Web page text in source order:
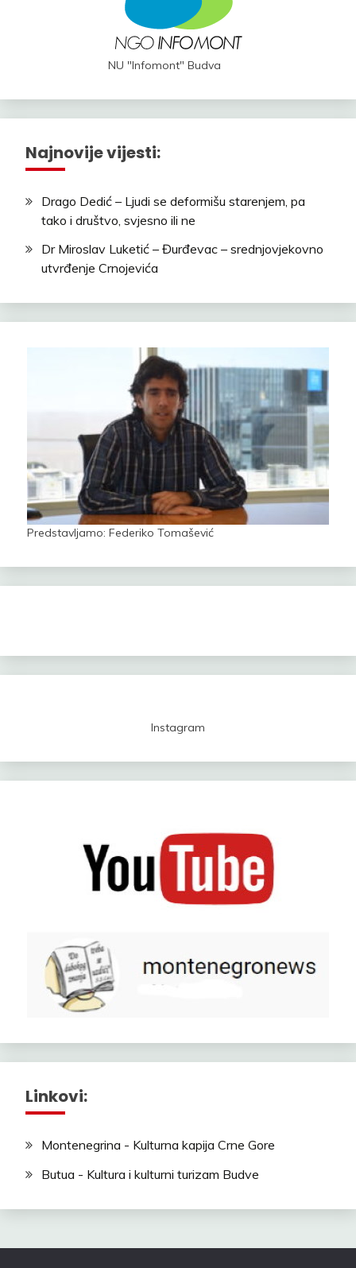
NU "Infomont" Budva
Najnovije vijesti:
Drago Dedić – Ljudi se deformišu starenjem, pa
tako i društvo, svjesno ili ne
Dr Miroslav Luketić – Đurđevac – srednjovjekovno
utvrđenje Crnojevića
Predstavljamo: Federiko Tomašević
Instagram
Linkovi:
Montenegrina - Kulturna kapija Crne Gore
Butua - Kultura i kulturni turizam Budve